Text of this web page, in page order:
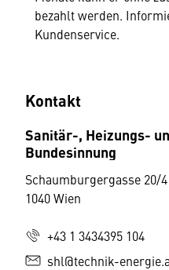
bezahlt werden.
Kundenservice.
Kontakt
Sanitär-, Heizungs-
Bundesinnung
Schaumburgergasse 20/4
1040 Wien
+43 1 3434395 104
shl@technik-